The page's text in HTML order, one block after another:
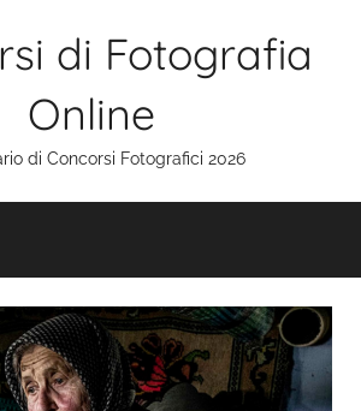
di Fotografia
Online
di Concorsi Fotografici 2026